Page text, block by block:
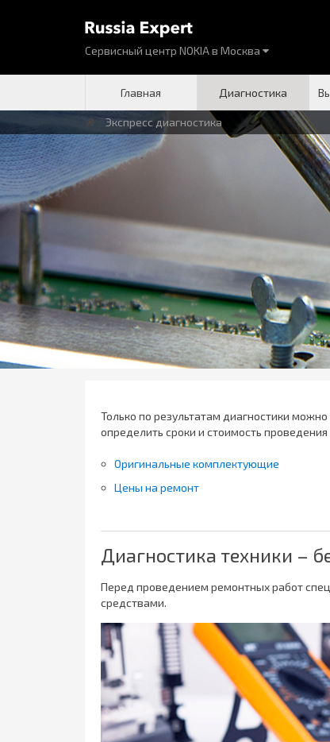
Сервисный центр NOKIAв Москва
Главная Диагностика
Экспресс диагностика
Только по результатам диагностики
определить сроки и стоимость
Оригинальные комплектующие
Цены на ремонт
Диагностика техники –
Перед проведением ремонтных работ
средствами.